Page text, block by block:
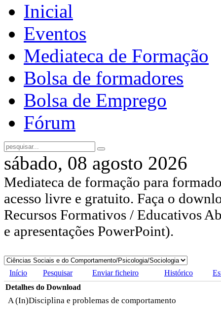
Inicial
Eventos
Mediateca de Formação
Bolsa de formadores
Bolsa de Emprego
Fórum
sábado, 08 agosto 2026
Mediateca de formação para
acesso livre e gratuito. Faça o
Recursos Formativos / Educativos
e apresentações PowerPoint).
Início Pesquisar Enviar ficheiro Histórico
Detalhes do Download
A (In)Disciplina e problemas de comportamento